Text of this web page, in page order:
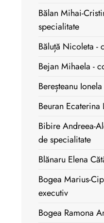
Bălan Mihai-
specialitate
Băluță Nicoleta -
Bejan Mihaela -
Bereșteanu
Beuran
Bibire Andreea-
de specialitate
Blănaru Elena
Bogea Marius-
executiv
Bogea Ramona